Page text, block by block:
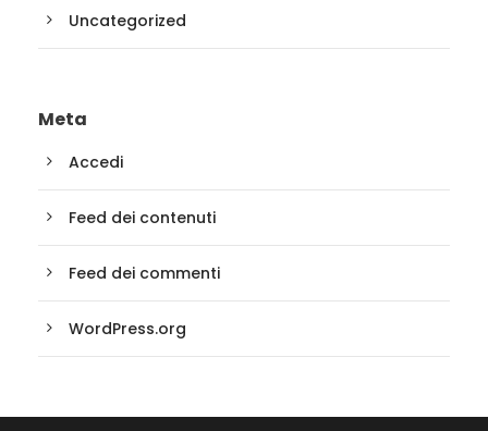
Uncategorized
Meta
Accedi
Feed dei contenuti
Feed dei commenti
WordPress.org